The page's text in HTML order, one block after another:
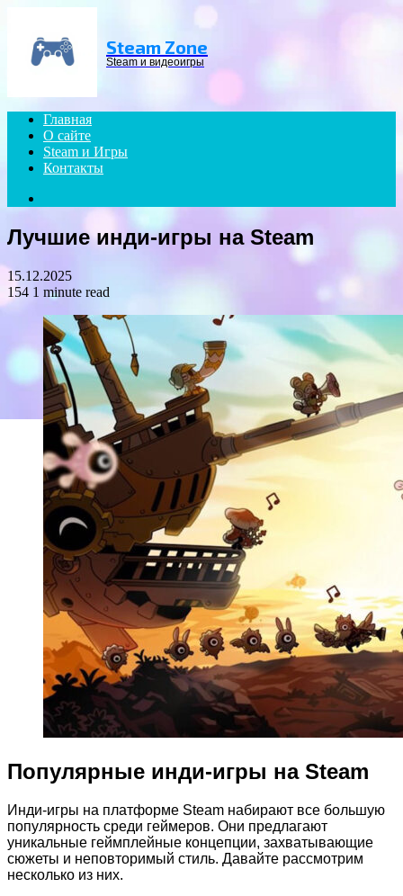
Steam Zone
Steam и видеоигры
Главная
О сайте
Steam и Игры
Контакты
Лучшие инди-игры на Steam
15.12.2025
154 1 minute read
Популярные инди-игры на Steam
Инди-игры на платформе Steam набирают все большую
популярность среди геймеров. Они предлагают
уникальные геймплейные концепции, захватывающие
сюжеты и неповторимый стиль. Давайте рассмотрим
несколько из них.